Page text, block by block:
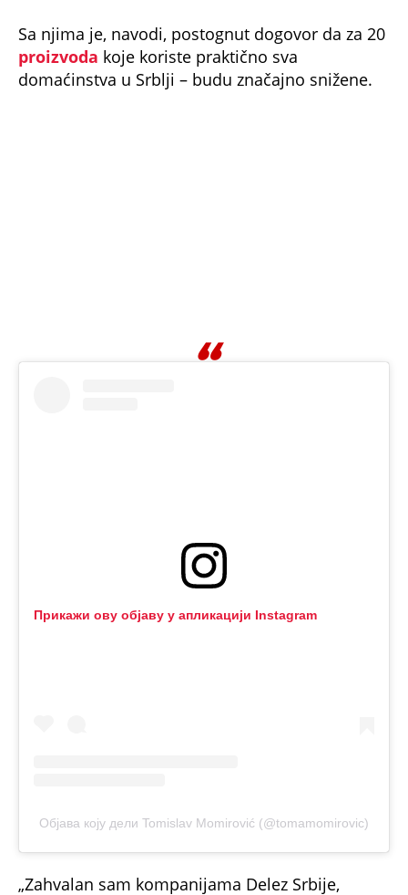
proizvodakoje koriste praktično sva
domaćinstva u Srblji – budu značajno snižene.
Прикажи ову објаву у апликацији Instagram
Објава коју дели Tomislav Momirović (@tomamomirovic)
„Zahvalan sam kompanijama Delez Srbije,
kompanijama koje su investirale više stotina
nikada nisu kasnile u izmirivanju svojih